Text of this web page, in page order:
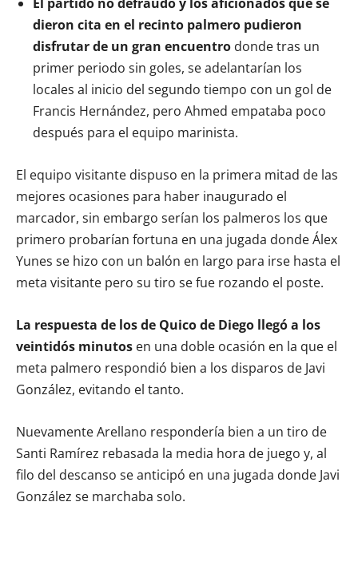
dieron cita en el recinto palmero pudieron
disfrutar de un gran encuentro donde tras un
primer periodo sin goles, se adelantarían los
locales al inicio del segundo tiempo con un gol de
Francis Hernández, pero Ahmed empataba poco
después para el equipo marinista.
El equipo visitante dispuso en la primera mitad de las
mejores ocasiones para haber inaugurado el
marcador, sin embargo serían los palmeros los que
primero probarían fortuna en una jugada donde Álex
Yunes se hizo con un balón en largo para irse hasta el
meta visitante pero su tiro se fue rozando el poste.
La respuesta de los de Quico de Diego llegó a los
veintidós minutos en una doble ocasión en la que el
meta palmero respondió bien a los disparos de Javi
González, evitando el tanto.
Nuevamente Arellano respondería bien a un tiro de
Santi Ramírez rebasada la media hora de juego y, al
filo del descanso se anticipó en una jugada donde Javi
González se marchaba solo.